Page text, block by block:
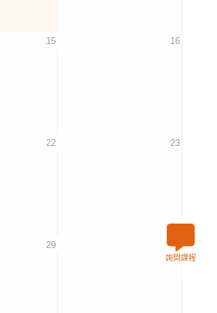
15 16
22 23
29 30
詢問課程